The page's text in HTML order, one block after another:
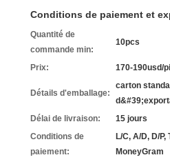
Conditions de paiement et
Quantité de
commande min:
10pcs
Prix: 170-190usd/
Détails d'emballage:
carton
Délai de livraison:
15 jours
Conditions de
paiement:
L/C, A/D, D/
MoneyGram